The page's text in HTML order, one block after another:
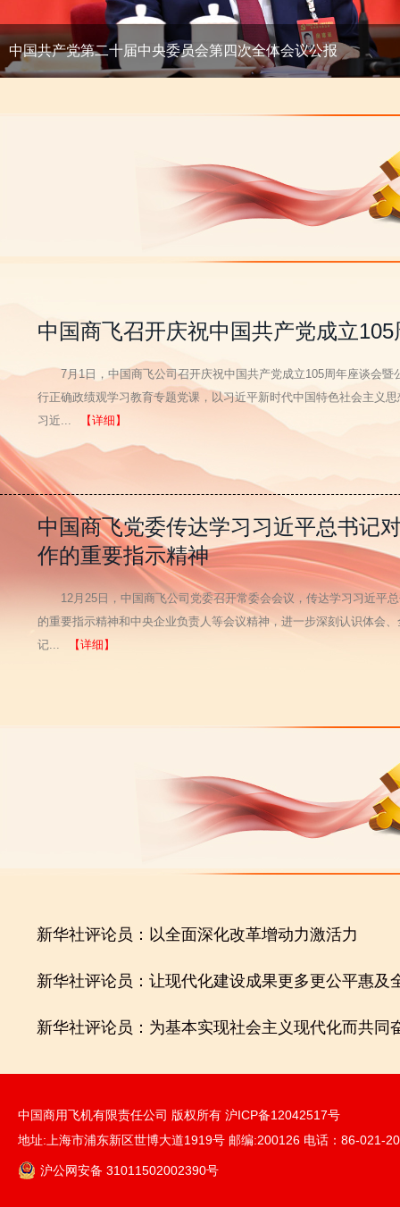
中国共产党第二十届中央委员会第四次全体会议公报
中国商飞召开庆祝中国共产党成立
7月1日，中国商飞公司召开庆祝中国共产党成立105周年座谈会暨
行正确政绩观学习教育专题党课，以习近平新时代中国特色社会主义
习近...
【详细】
中国商飞党委传达学习习近平总书记
作的重要指示精神
12月25日，中国商飞公司党委召开常委会会议，传达学习习近平
的重要指示精神和中央企业负责人等会议精神，进一步深刻认识体会
记...
【详细】
新华社评论员：以全面深化改革增动力激活力
新华社评论员：让现代化建设成果更多更公平惠及
新华社评论员：为基本实现社会主义现代化而共同
中国商用飞机有限责任公司 版权所有 沪ICP备12042517号
地址:上海市浦东新区世博大道1919号 邮编:200126 电话：86-021-
沪公网安备 31011502002390号